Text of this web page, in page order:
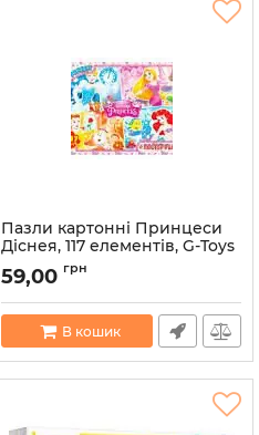
Пазли картонні Принцеси
Діснея, 117 елементів, G-Toys
Артикул:
59,00 грн
В кошик